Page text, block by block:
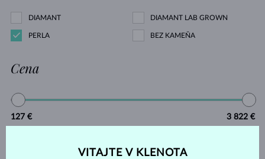
DIAMANT DIAMANT LAB GROWN
PERLA BEZ KAMEŇA
Cena
127 € 3 822 €
VITAJTE V KLENOTA